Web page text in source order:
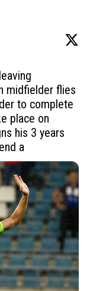
midfielder flies
to complete
place on
his 3 years
a